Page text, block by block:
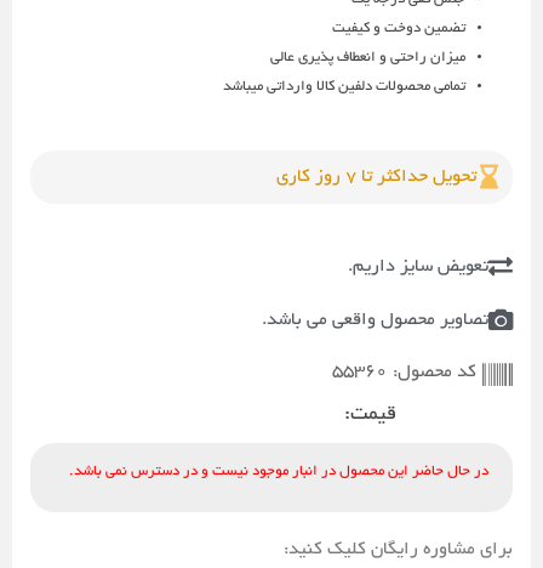
تضمین دوخت و کیفیت
میزان راحتی و انعطاف پذیری عالی
تمامی محصولات دلفین کالا وارداتی میباشد
تحویل حداکثر تا 7 روز کاری
تعویض سایز داریم.
تصاویر محصول واقعی می باشد.
کد محصول: 55360
قیمت:
در حال حاضر این محصول در انبار موجود نیست و در دسترس نمی باشد.
برای مشاوره رایگان کلیک کنید: